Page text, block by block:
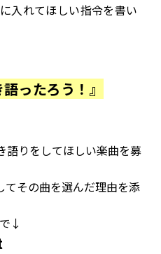
入れてほしい指令を書い
ったろう！』
語りをしてほしい楽曲を募
てその曲を選んだ理由を添
↓